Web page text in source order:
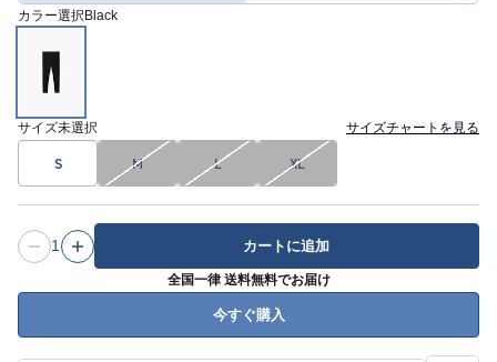
カラー選択 Black
サイズ未選択 サイズチャートを見る
S M L XL
1 カートに追加
全国一律 送料無料でお届け
今すぐ購入